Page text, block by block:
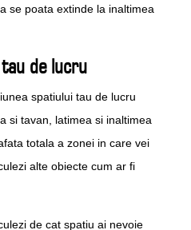
se poata extinde la inaltimea
de lucru
spatiului tau de lucru
si tavan, latimea si inaltimea
totala a zonei in care vei
alte obiecte cum ar fi
de cat spatiu ai nevoie